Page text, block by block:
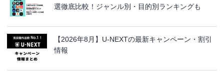
選徹底比較！ジャンル別・目的別ランキングも
【2026年8月】U-NEXTの最新キャンペーン・割引
情報